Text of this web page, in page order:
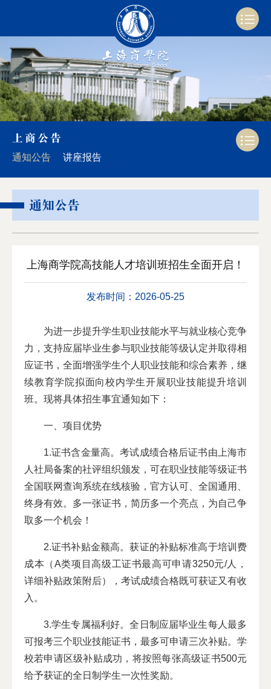
上商公告
通知公告 讲座报告
通知公告
上海商学院高技能人才培训班招生全面开启！
发布时间：2026-05-25
为进一步提升学生职业技能水平与就业核心竞争
力，支持应届毕业生参与职业技能等级认定并取得相
应证书，全面增强学生个人职业技能和综合素养，继
续教育学院拟面向校内学生开展职业技能提升培训
班。现将具体招生事宜通知如下：
一、项目优势
1.证书含金量高。考试成绩合格后证书由上海市
人社局备案的社评组织颁发，可在职业技能等级证书
全国联网查询系统在线核验，官方认可、全国通用、
终身有效。多一张证书，简历多一个亮点，为自己争
取多一个机会！
2.证书补贴金额高。获证的补贴标准高于培训费
成本（A类项目高级工证书最高可申请3250元/人，
详细补贴政策附后），考试成绩合格既可获证又有收
入。
3.学生专属福利好。全日制应届毕业生每人最多
可报考三个职业技能证书，最多可申请三次补贴。学
校若申请区级补贴成功，将按照每张高级证书500元
给予获证的全日制学生一次性奖励。